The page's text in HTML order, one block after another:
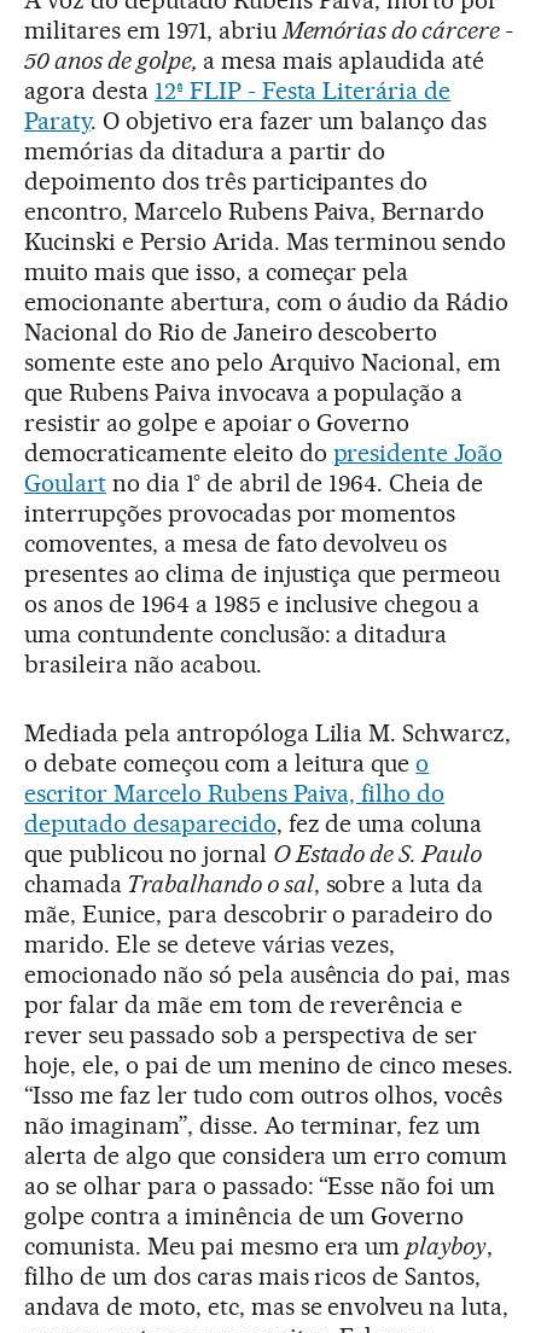
militares em 1971, abriuMemórias do cárcere -
50 anos de golpe, a mesa mais aplaudida até
agora desta 12ª FLIP - Festa Literária de
Paraty. O objetivo era fazer um balanço das
memórias da ditadura a partir do
depoimento dos três participantes do
encontro, Marcelo Rubens Paiva, Bernardo
Kucinski e Persio Arida. Mas terminou sendo
muito mais que isso, a começar pela
emocionante abertura, com o áudio da Rádio
Nacional do Rio de Janeiro descoberto
somente este ano pelo Arquivo Nacional, em
que Rubens Paiva invocava a população a
resistir ao golpe e apoiar o Governo
democraticamente eleito do presidente João
Goulartno dia 1° de abril de 1964. Cheia de
interrupções provocadas por momentos
comoventes, a mesa de fato devolveu os
presentes ao clima de injustiça que permeou
os anos de 1964 a 1985 e inclusive chegou a
uma contundente conclusão: a ditadura
brasileira não acabou.
Mediada pela antropóloga Lilia M. Schwarcz,
o debate começou com a leitura queo
escritor Marcelo Rubens Paiva, filho do
deputado desaparecido, fez de uma coluna
que publicou no jornal O Estado de S. Paulo
chamadaTrabalhando o sal, sobre a luta da
mãe, Eunice, para descobrir o paradeiro do
marido. Ele se deteve várias vezes,
emocionado não só pela ausência do pai, mas
por falar da mãe em tom de reverência e
rever seu passado sob a perspectiva de ser
hoje, ele, o pai de um menino de cinco meses.
“Isso me faz ler tudo com outros olhos, vocês
não imaginam”, disse. Ao terminar, fez um
alerta de algo que considera um erro comum
ao se olhar para o passado: “Esse não foi um
golpe contra a iminência de um Governo
comunista. Meu pai mesmo era umplayboy,
filho de um dos caras mais ricos de Santos,
andava de moto, etc, mas se envolveu na luta,